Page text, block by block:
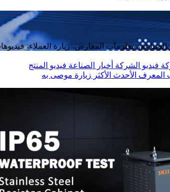
معلومات المعارض، زيارة العملاء،
فيديو الشركة أخبار الصناعة فيديو المنتج
الأحدث الأكثر زيارة موصى به